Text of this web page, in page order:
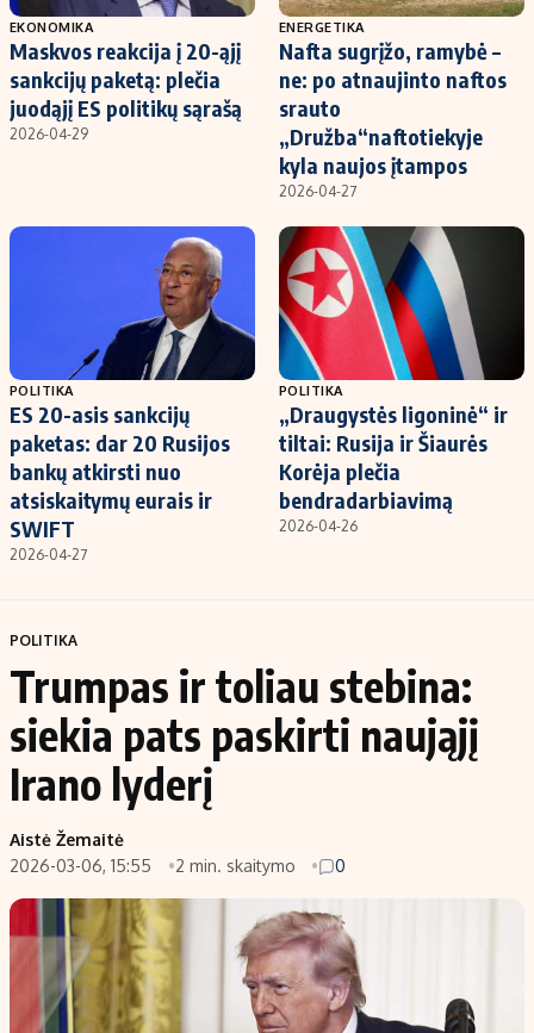
EKONOMIKA
Maskvos reakcija į 20-ąjį
sankcijų paketą: plečia
juodąjį ES politikų sąrašą
2026-04-29
ENERGETIKA
Nafta sugrįžo, ramybė –
ne: po atnaujinto naftos
srauto
„Družba“naftotiekyje
kyla naujos įtampos
2026-04-27
POLITIKA
ES 20-asis sankcijų
paketas: dar 20 Rusijos
bankų atkirsti nuo
atsiskaitymų eurais ir
SWIFT
2026-04-27
POLITIKA
„Draugystės ligoninė“ ir
tiltai: Rusija ir Šiaurės
Korėja plečia
bendradarbiavimą
2026-04-26
POLITIKA
Trumpas ir toliau stebina:
siekia pats paskirti naująjį
Irano lyderį
Aistė Žemaitė
2026-03-06, 15:55
2 min. skaitymo 0